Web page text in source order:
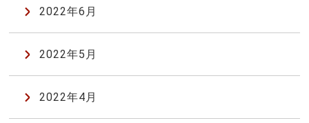
2022年6月
2022年5月
2022年4月